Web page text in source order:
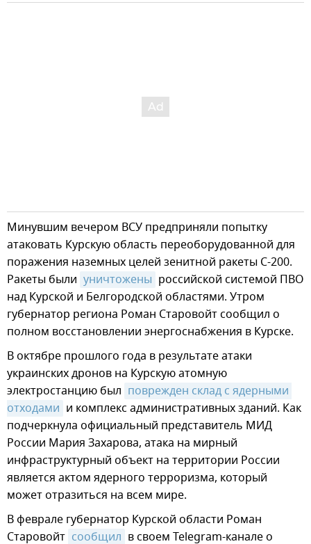
Минувшим вечером ВСУ предприняли попытку
атаковать Курскую область переоборудованной для
поражения наземных целей зенитной ракеты С-200.
Ракеты были уничтожены российской системой ПВО
над Курской и Белгородской областями. Утром
губернатор региона Роман Старовойт сообщил о
полном восстановлении энергоснабжения в Курске.
В октябре прошлого года в результате атаки
украинских дронов на Курскую атомную
электростанцию был поврежден склад с ядерными
отходами и комплекс административных зданий. Как
подчеркнула официальный представитель МИД
России Мария Захарова, атака на мирный
инфраструктурный объект на территории России
является актом ядерного терроризма, который
может отразиться на всем мире.
В феврале губернатор Курской области Роман
Старовойт сообщил в своем Telegram-канале о